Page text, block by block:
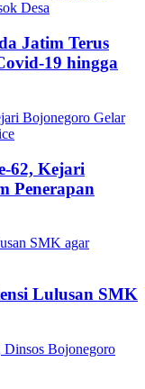
Jatim Terus
19 hingga
62, Kejari
Penerapan
Lulusan SMK